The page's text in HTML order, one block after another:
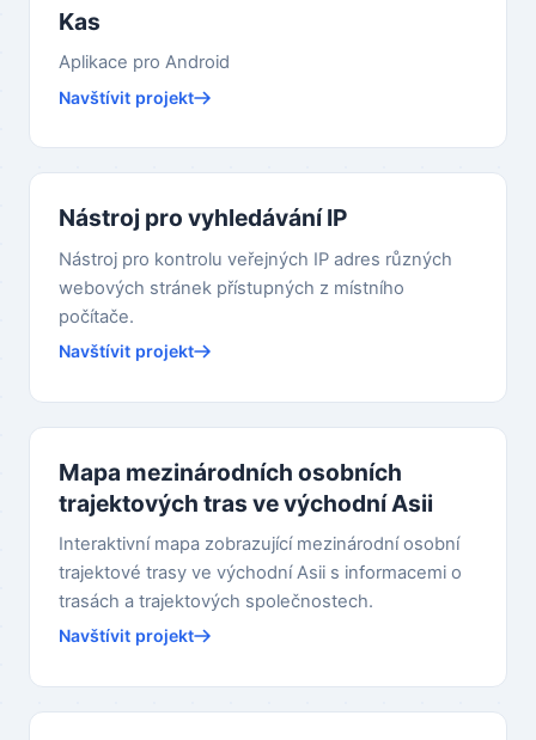
Kas
Aplikace pro Android
Navštívit projekt
Nástroj pro vyhledávání IP
Nástroj pro kontrolu veřejných IP adres různých
webových stránek přístupných z místního
počítače.
Navštívit projekt
Mapa mezinárodních osobních
trajektových tras ve východní Asii
Interaktivní mapa zobrazující mezinárodní osobní
trajektové trasy ve východní Asii s informacemi o
trasách a trajektových společnostech.
Navštívit projekt